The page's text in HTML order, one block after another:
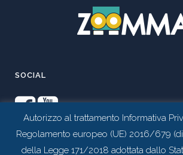
SOCIAL
Autorizzo al trattamento Informativa
Regolamento europeo (UE) 2016/679
della Legge 171/2018 adottata dallo